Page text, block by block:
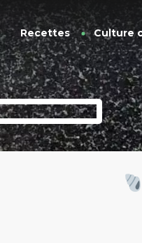
Recettes Culture